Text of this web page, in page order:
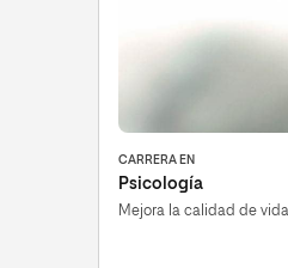
CARRERA EN
Psicología
Mejora la calidad de